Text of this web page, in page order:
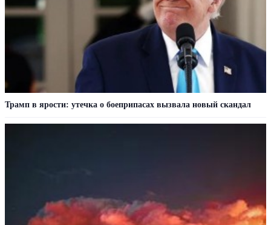
Трамп в ярости: утечка о боеприпасах вызвала новый скандал